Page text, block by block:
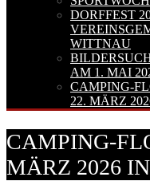
DORFFEST
WITTNAU
AM 1. MAI
CAMPING-
22. MÄRZ
CAMPING-
MÄRZ 2026